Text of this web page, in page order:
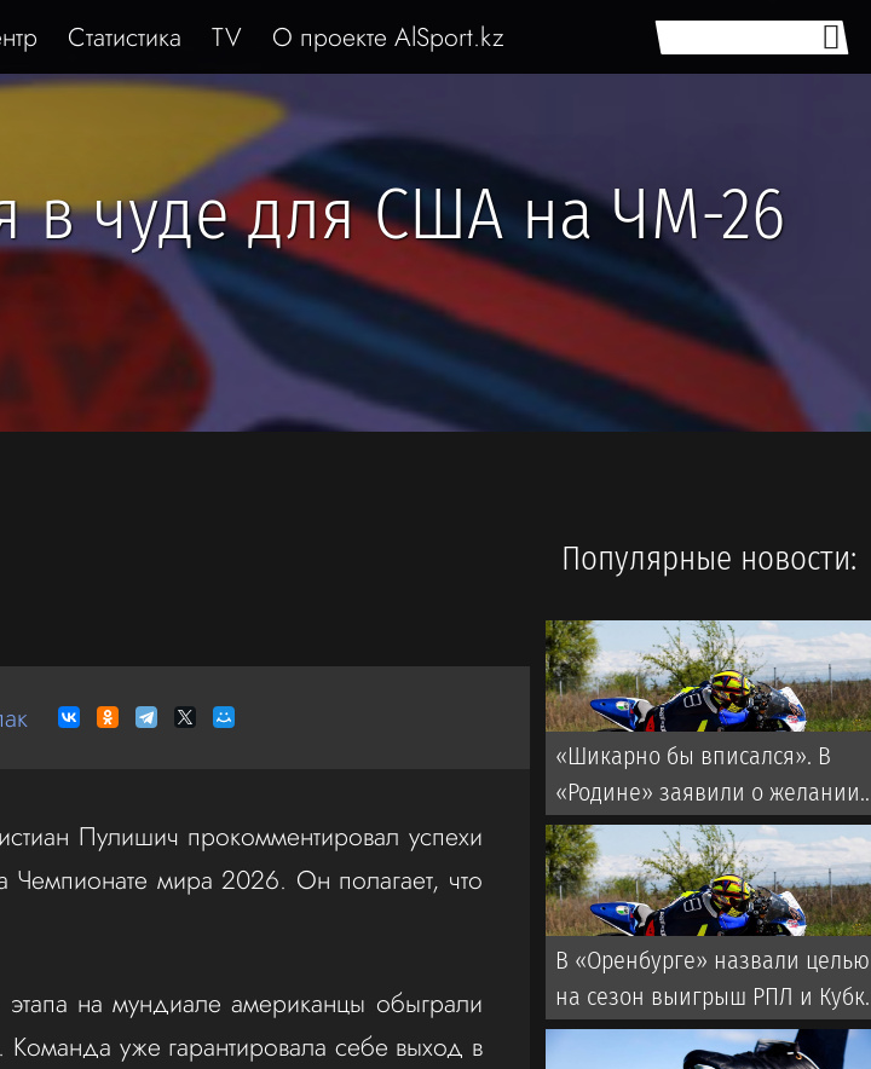
Статистика TV О проекте AlSport.kz
в чуде для США на ЧМ-26
Пулишич прокомментировал успехи
мира 2026. Он полагает, что
на мундиале американцы обыграли
уже гарантировала себе выход в
Популярные новости:
«Шикарно бы вписался». В
«Родине» заявили о желании
подписать бывшего капитана
мадридского «Реала»
В «Оренбурге» назвали целью
на сезон выигрыш РПЛ и
России